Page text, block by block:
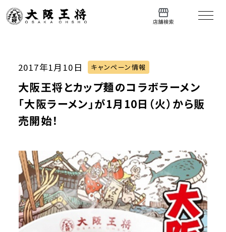
2017年1月10日 キャンペーン情報
大阪王将とカップ麺のコラボラーメン
「大阪ラーメン」が1月10日（火）から販
売開始！